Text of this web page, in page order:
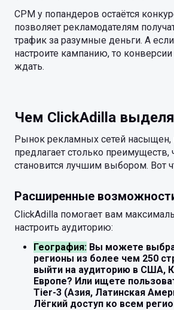
CPM у попандеров остаётся
позволяет рекламодателям
трафик за разумные деньги. А
настроите кампанию, то конверсии
ждать.
Чем ClickAdilla
Рынок рекламных сетей насыщен,
предлагает столько преимуществ,
становится лучшим выбором. Вот
Расширенные
ClickAdilla помогает вам
настроить аудиторию:
География: Вы можете
регионы из более чем 250
выйти на аудиторию в США,
Европе? Или ищете
Tier-3 (Азия, Латинская
Лёгкий доступ ко всем